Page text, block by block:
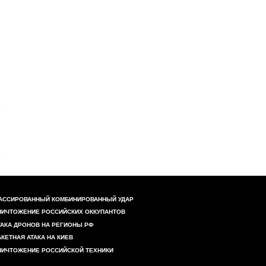
КОМБИНИРОВАННЫЙ УДАР
РОССИЙСКИХ ОККУПАНТОВ
ДРОНОВ НА РЕГИОНЫ РФ
АТАКА НА КИЕВ
РОССИЙСКОЙ ТЕХНИКИ